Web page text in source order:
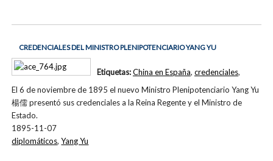
CREDENCIALES DEL MINISTRO PLENIPOTENCIARIO YANG YU
El 6 de noviembre de 1895 el nuevo Ministro Plenipotenciario Yang Yu
楊儒 presentó sus credenciales a la Reina Regente y el Ministro de
Estado.
1895-11-07
Etiquetas:China en España, credenciales,
diplomáticos,Yang Yu